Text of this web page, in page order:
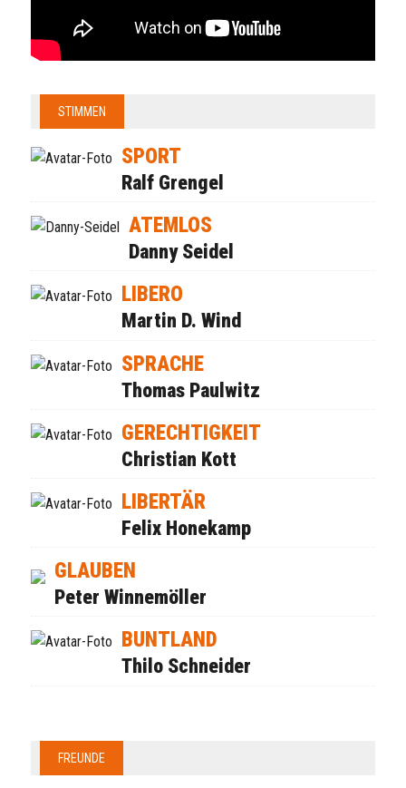
STIMMEN
SPORT
Ralf Grengel
ATEMLOS
Danny Seidel
LIBERO
Martin D. Wind
SPRACHE
Thomas Paulwitz
GERECHTIGKEIT
Christian Kott
LIBERTÄR
Felix Honekamp
GLAUBEN
Peter Winnemöller
BUNTLAND
Thilo Schneider
FREUNDE